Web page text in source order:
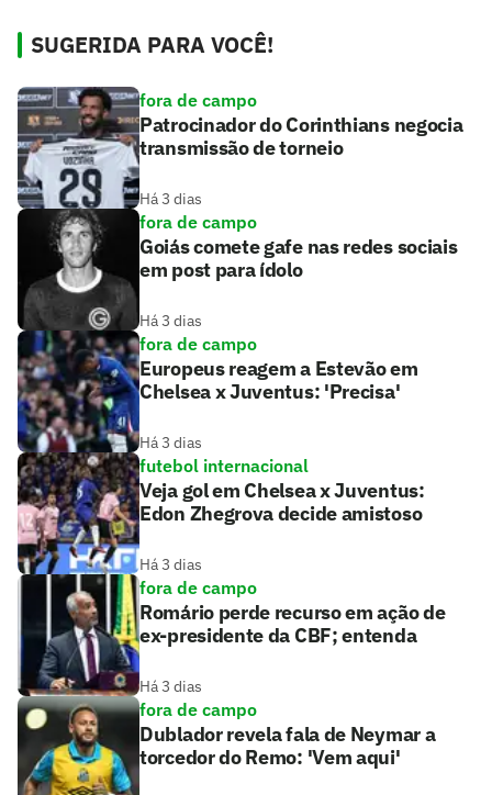
SUGERIDA PARA VOCÊ!
fora de campo
Patrocinador do Corinthians negocia
transmissão de torneio
Há 3 dias
fora de campo
Goiás comete gafe nas redes sociais
em post para ídolo
Há 3 dias
fora de campo
Europeus reagem a Estevão em
Chelsea x Juventus: 'Precisa'
Há 3 dias
futebol internacional
Veja gol em Chelsea x Juventus:
Edon Zhegrova decide amistoso
Há 3 dias
fora de campo
Romário perde recurso em ação de
ex-presidente da CBF; entenda
Há 3 dias
fora de campo
Dublador revela fala de Neymar a
torcedor do Remo: 'Vem aqui'